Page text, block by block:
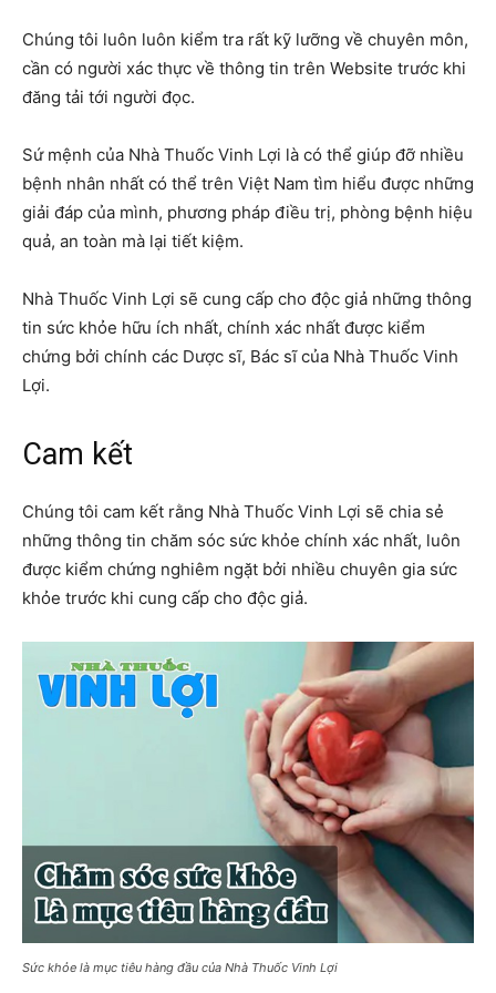
Chúng tôi luôn luôn kiểm tra rất kỹ lưỡng về chuyên môn,
cần có người xác thực về thông tin trên Website trước khi
đăng tải tới người đọc.
Sứ mệnh của Nhà Thuốc Vinh Lợi là có thể giúp đỡ nhiều
bệnh nhân nhất có thể trên Việt Nam tìm hiểu được những
giải đáp của mình, phương pháp điều trị, phòng bệnh hiệu
quả, an toàn mà lại tiết kiệm.
Nhà Thuốc Vinh Lợi sẽ cung cấp cho độc giả những thông
tin sức khỏe hữu ích nhất, chính xác nhất được kiểm
chứng bởi chính các Dược sĩ, Bác sĩ của Nhà Thuốc Vinh
Lợi.
Cam kết
Chúng tôi cam kết rằng Nhà Thuốc Vinh Lợi sẽ chia sẻ
những thông tin chăm sóc sức khỏe chính xác nhất, luôn
được kiểm chứng nghiêm ngặt bởi nhiều chuyên gia sức
khỏe trước khi cung cấp cho độc giả.
Sức khỏe là mục tiêu hàng đầu của Nhà Thuốc Vinh Lợi